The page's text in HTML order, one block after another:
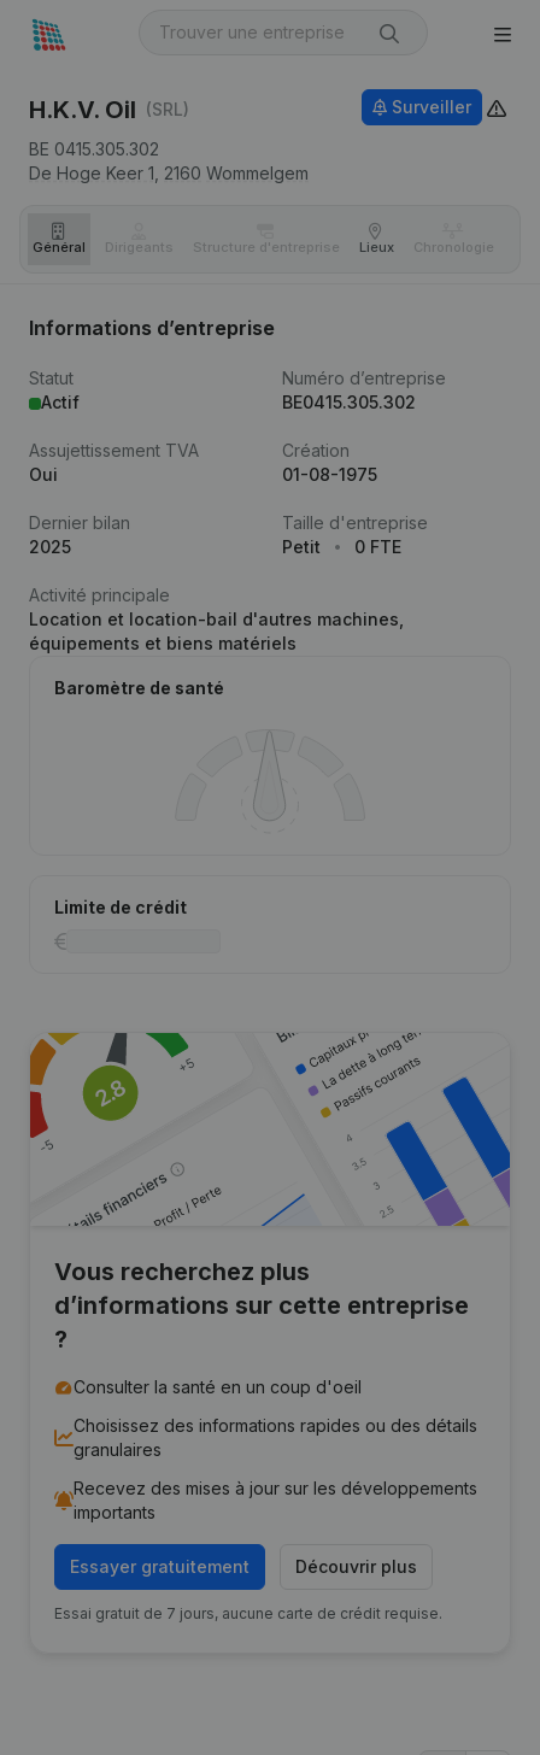
H.K.V. Oil (SRL)
BE 0415.305.302
De Hoge Keer 1, 2160 Wommelgem
Surveiller
Général Dirigeants Structure d'entreprise Lieux Chronologie
Informations d’entreprise
Statut
Actif
Numéro d’entreprise
BE0415.305.302
Assujettissement TVA
Oui
Création
01-08-1975
Dernier bilan
2025
Taille d'entreprise
Petit
0 FTE
Activité principale
Location et location-bail d'autres machines,
équipements et biens matériels
Baromètre de santé
Limite de crédit
Vous recherchez plus
d’informations sur cette entreprise
?
Consulter la santé en un coup d'oeil
Choisissez des informations rapides ou des détails
granulaires
Recevez des mises à jour sur les développements
importants
Essayer gratuitement Découvrir plus
Essai gratuit de 7 jours, aucune carte de crédit requise.